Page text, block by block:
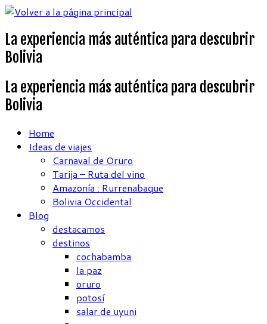
La experiencia más auténtica para descubrir
Bolivia
La experiencia más auténtica para descubrir
Bolivia
Home
Ideas de viajes
Carnaval de Oruro
Tarija – Ruta del vino
Amazonía : Rurrenabaque
Bolivia Occidental
Blog
destacamos
destinos
cochabamba
la paz
oruro
potosí
salar de uyuni